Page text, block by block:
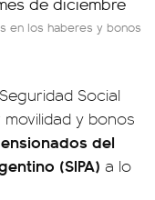
en los haberes y bonos
Social
movilidad y bonos
del
(SIPA) a lo